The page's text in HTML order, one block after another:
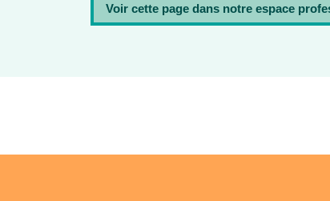
Voir cette page dans notre espace